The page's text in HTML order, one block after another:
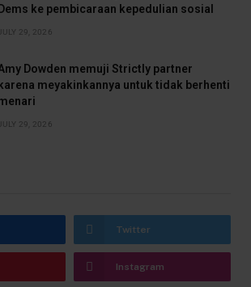
Dems ke pembicaraan kepedulian sosial
JULY 29, 2026
Dowden memuji Strictly partner
karena meyakinkannya untuk tidak berhenti
JULY 29, 2026
Twitter
Instagram